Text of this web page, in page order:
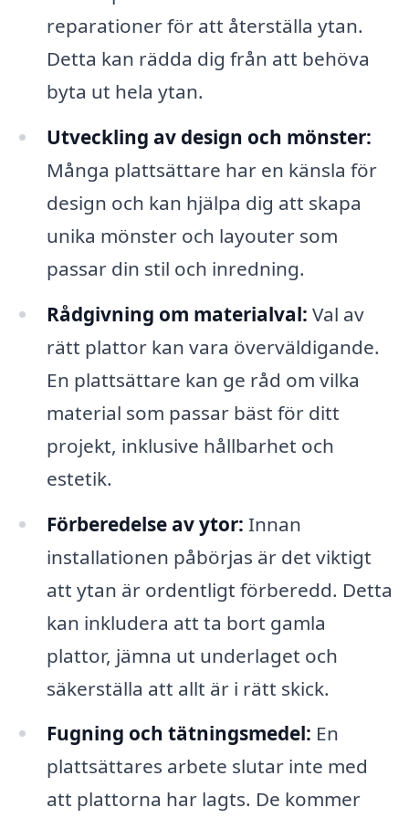
reparationer för att återställa ytan.
Detta kan rädda dig från att behöva
byta ut hela ytan.
Utveckling av design och mönster:
Många plattsättare har en känsla för
design och kan hjälpa dig att skapa
unika mönster och layouter som
passar din stil och inredning.
Rådgivning om materialval: Val av
rätt plattor kan vara överväldigande.
En plattsättare kan ge råd om vilka
material som passar bäst för ditt
projekt, inklusive hållbarhet och
estetik.
Förberedelse av ytor: Innan
installationen påbörjas är det viktigt
att ytan är ordentligt förberedd. Detta
kan inkludera att ta bort gamla
plattor, jämna ut underlaget och
säkerställa att allt är i rätt skick.
Fugning och tätningsmedel: En
plattsättares arbete slutar inte med
att plattorna har lagts. De kommer